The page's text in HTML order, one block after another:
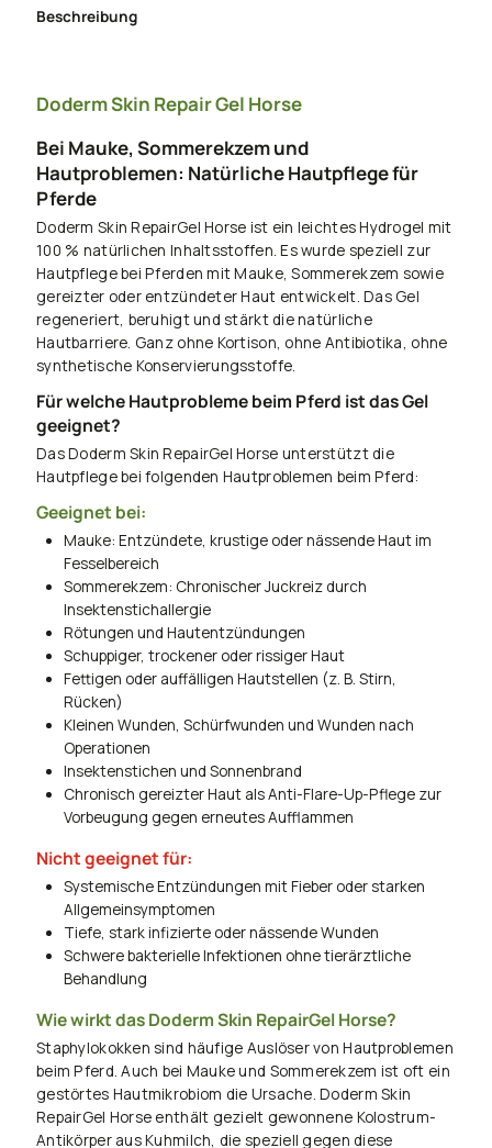
Beschreibung
Doderm Skin Repair Gel Horse
Bei Mauke, Sommerekzem und
Hautproblemen: Natürliche Hautpflege für
Pferde
Doderm Skin RepairGel Horse ist ein leichtes Hydrogel mit
100 % natürlichen Inhaltsstoffen. Es wurde speziell zur
Hautpflege bei Pferden mit Mauke, Sommerekzem sowie
gereizter oder entzündeter Haut entwickelt. Das Gel
regeneriert, beruhigt und stärkt die natürliche
Hautbarriere. Ganz ohne Kortison, ohne Antibiotika, ohne
synthetische Konservierungsstoffe.
Für welche Hautprobleme beim Pferd ist das Gel
geeignet?
Das Doderm Skin RepairGel Horse unterstützt die
Hautpflege bei folgenden Hautproblemen beim Pferd:
Geeignet bei:
Mauke: Entzündete, krustige oder nässende Haut im
Fesselbereich
Sommerekzem: Chronischer Juckreiz durch
Insektenstichallergie
Rötungen und Hautentzündungen
Schuppiger, trockener oder rissiger Haut
Fettigen oder auffälligen Hautstellen (z. B. Stirn,
Rücken)
Kleinen Wunden, Schürfwunden und Wunden nach
Operationen
Insektenstichen und Sonnenbrand
Chronisch gereizter Haut als Anti-Flare-Up-Pflege zur
Vorbeugung gegen erneutes Aufflammen
Nicht geeignet für:
Systemische Entzündungen mit Fieber oder starken
Allgemeinsymptomen
Tiefe, stark infizierte oder nässende Wunden
Schwere bakterielle Infektionen ohne tierärztliche
Behandlung
Wie wirkt das Doderm Skin RepairGel Horse?
Staphylokokken sind häufige Auslöser von Hautproblemen
beim Pferd. Auch bei Mauke und Sommerekzem ist oft ein
gestörtes Hautmikrobiom die Ursache. Doderm Skin
RepairGel Horse enthält gezielt gewonnene Kolostrum-
Antikörper aus Kuhmilch, die speziell gegen diese